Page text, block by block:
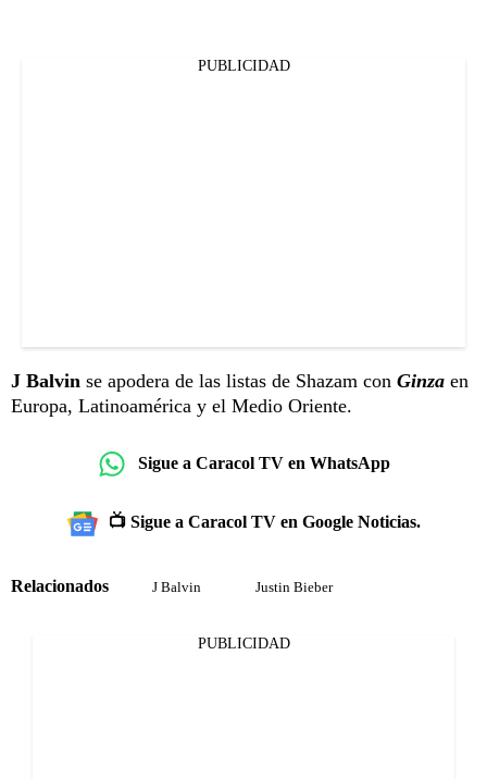
PUBLICIDAD
J Balvin se apodera de las listas de Shazam con Ginza en
Europa, Latinoamérica y el Medio Oriente.
Sigue a Caracol TV en WhatsApp
📺 Sigue a Caracol TV en Google Noticias.
Relacionados J Balvin Justin Bieber
PUBLICIDAD